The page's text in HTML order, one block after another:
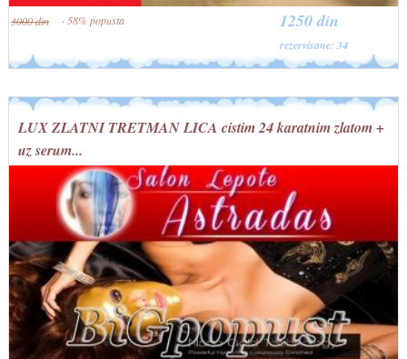
1250 din
rezervisane: 34
3000 din · 58% popusta
LUX ZLATNI TRETMAN LICA cistim 24 karatnim zlatom +
uz serum...